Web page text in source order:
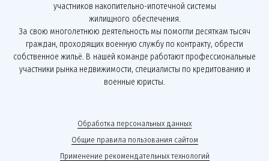
участников накопительно-ипотечной системы
жилищного обеспечения.
За свою многолетнюю деятельность мы помогли десяткам тысяч
граждан, проходящих военную службу по контракту, обрести
собственное жильё. В нашей команде работают профессиональные
участники рынка недвижимости, специалисты по кредитованию и
военные юристы.
Обработка персональных данных
Общие правила пользования сайтом
Применение рекомендательных технологий